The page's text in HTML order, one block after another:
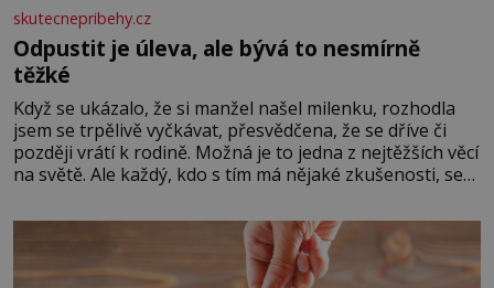
skutecnepribehy.cz
Odpustit je úleva, ale bývá to nesmírně
těžké
Když se ukázalo, že si manžel našel milenku, rozhodla
jsem se trpělivě vyčkávat, přesvědčena, že se dříve či
později vrátí k rodině. Možná je to jedna z nejtěžších věcí
na světě. Ale každý, kdo s tím má nějaké zkušenosti, se
Když se ke mně doneslo, že si manžel pořídil milenku,